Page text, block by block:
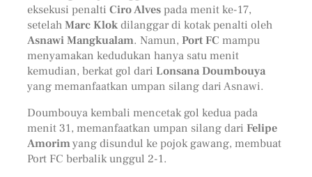
eksekusi penalti Ciro Alvespada menit ke-17,
setelahMarc Klokdilanggar di kotak penalti oleh
Asnawi Mangkualam. Namun, Port FC mampu
menyamakan kedudukan hanya satu menit
kemudian, berkat gol dari Lonsana Doumbouya
yang memanfaatkan umpan silang dari Asnawi.
Doumbouya kembali mencetak gol kedua pada
menit 31, memanfaatkan umpan silang dari Felipe
Amorimyang disundul ke pojok gawang, membuat
Port FC berbalik unggul 2-1.